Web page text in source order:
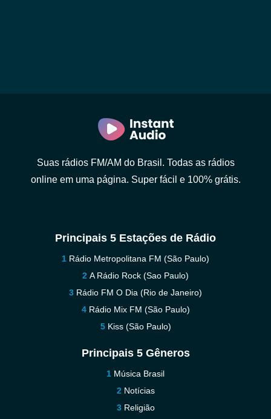
Suas rádios FM/AM do Brasil. Todas as rádios
online em uma página. Super fácil e 100% grátis.
Principais 5 Estações de Rádio
Rádio Metropolitana FM (São Paulo)
A Rádio Rock (Sao Paulo)
Rádio FM O Dia (Rio de Janeiro)
Rádio Mix FM (São Paulo)
Kiss (São Paulo)
Principais 5 Gêneros
Música Brasil
Notícias
Religião